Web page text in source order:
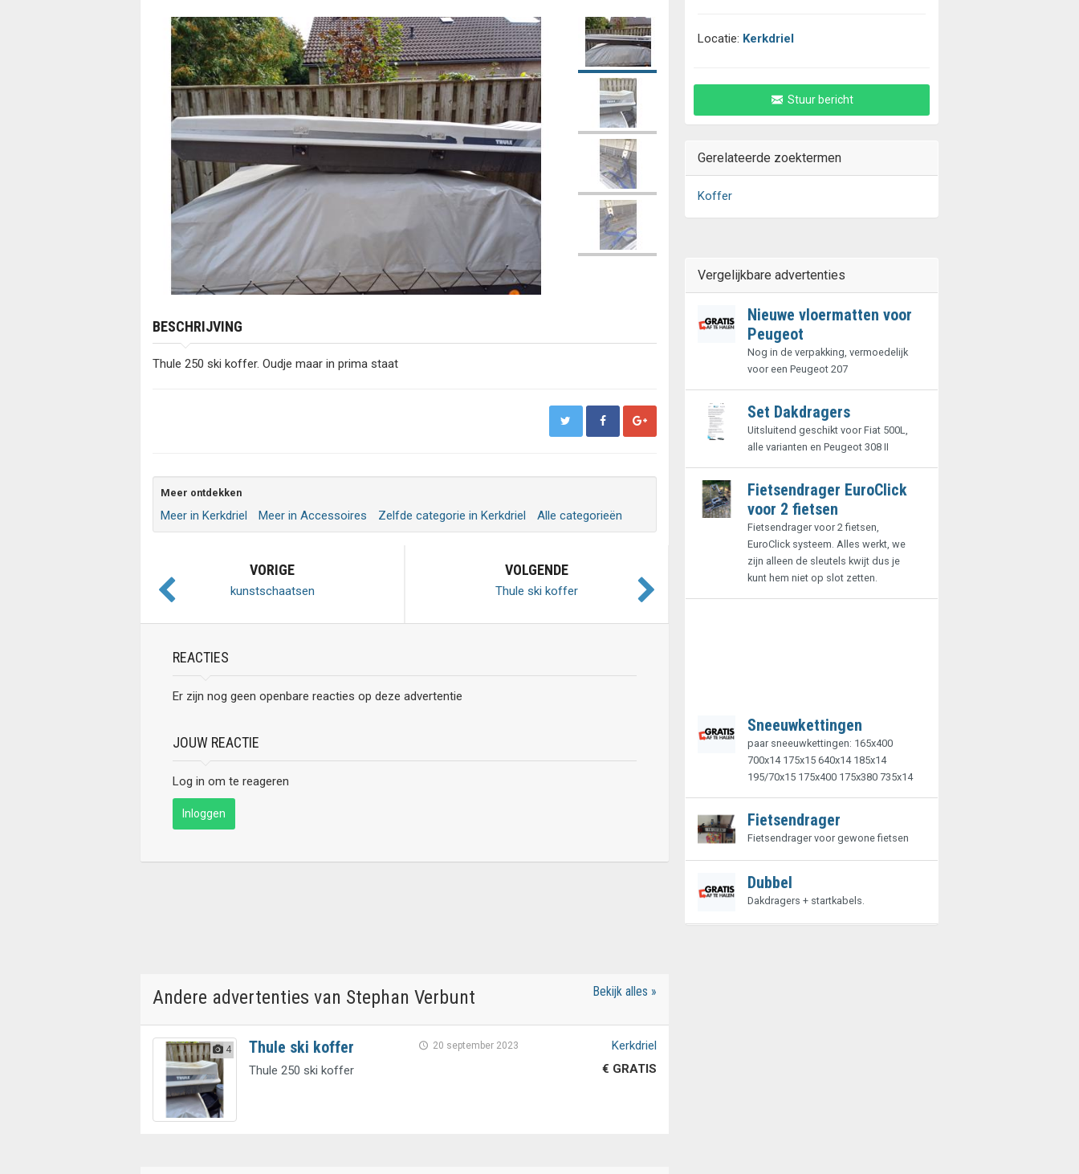
BESCHRIJVING
Thule 250 ski koffer. Oudje maar in prima staat
Meer ontdekken
Meer in Kerkdriel Meer in Accessoires Zelfde categorie in Kerkdriel Alle categorieën
VORIGE
kunstschaatsen
VOLGENDE
Thule ski koffer
REACTIES
Er zijn nog geen openbare reacties op deze advertentie
JOUW REACTIE
Log in om te reageren
Inloggen
Andere advertenties van Stephan Verbunt Bekijk alles »
4 20 september 2023
Thule ski koffer
Thule 250 ski koffer
Kerkdriel
€ GRATIS
Locatie: Kerkdriel
Stuur bericht
Gerelateerde zoektermen
Koffer
Vergelijkbare advertenties
Nieuwe vloermatten voor
Peugeot
Nog in de verpakking, vermoedelijk
voor een Peugeot 207
Set Dakdragers
Uitsluitend geschikt voor Fiat 500L,
alle varianten en Peugeot 308 II
Fietsendrager EuroClick
voor 2 fietsen
Fietsendrager voor 2 fietsen,
EuroClick systeem. Alles werkt, we
zijn alleen de sleutels kwijt dus je
kunt hem niet op slot zetten.
Sneeuwkettingen
paar sneeuwkettingen: 165x400
700x14 175x15 640x14 185x14
195/70x15 175x400 175x380 735x14
Fietsendrager
Fietsendrager voor gewone fietsen
Dubbel
Dakdragers + startkabels.